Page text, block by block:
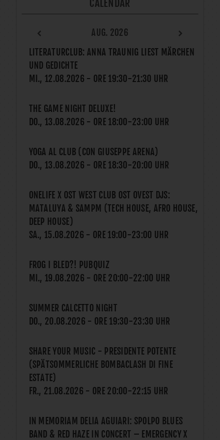
CALENDAR
AUG. 2026
LITERATURCLUB: ANNA TRAUNIG LIEST MÄRCHEN
UND GEDICHTE
MI., 12.08.2026 - ORE 19:30-21:30 UHR
THE GAME NIGHT DELUXE!
DO., 13.08.2026 - ORE 18:00-23:00 UHR
YOGA AL CLUB (CON GIUSEPPE ARENA)
DO., 13.08.2026 - ORE 18:30-20:00 UHR
ONELIFE X OST WEST CLUB OST OVEST DJS:
MATALUYA & SAMPM (TECH HOUSE, AFRO HOUSE,
DEEP HOUSE)
SA., 15.08.2026 - ORE 19:00-23:00 UHR
FROG I BLED?! PUBQUIZ
MI., 19.08.2026 - ORE 20:00-22:00 UHR
SUMMER CALCETTO NIGHT
DO., 20.08.2026 - ORE 19:30-23:30 UHR
SHARE YOUR MUSIC - PRESIDENTE POTENTE
(SPÄTSOMMERLICHE BOMBACLASH DI FINE
ESTATE)
FR., 21.08.2026 - ORE 20:00-22:15 UHR
IN MEMORIAM DELIA AGUIARI: SPOLPO BLUES
BAND & RED HAZE IN CONCERT – EMERGENCY X